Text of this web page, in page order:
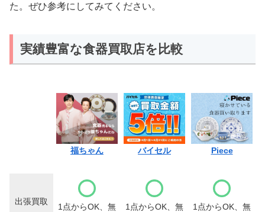
た。ぜひ参考にしてみてください。
実績豊富な食器買取店を比較
福ちゃん バイセル Piece
出張買取
1点からOK、無
1点からOK、無
1点からOK、無